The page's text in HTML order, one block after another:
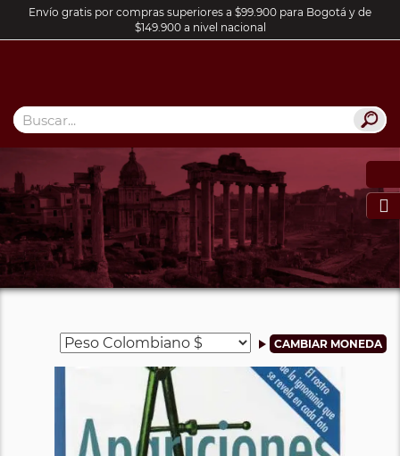
Envío gratis por compras superiores a $99.900 para Bogotá y de
$149.900 a nivel nacional
